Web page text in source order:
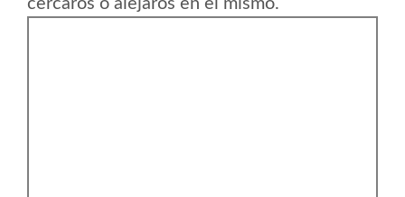
cercaros o alejaros en el mismo.